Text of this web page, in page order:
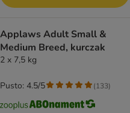
Applaws Adult Small &
Medium Breed, kurczak
2 x 7,5 kg
Pusto: 4.5/5 (133)